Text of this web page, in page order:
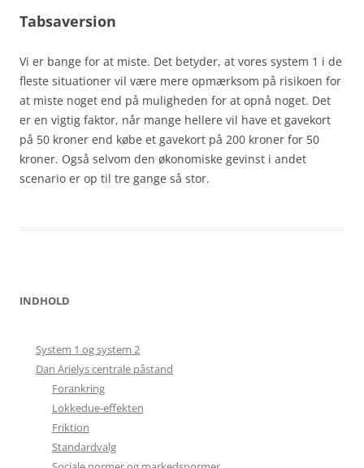
Tabsaversion
Vi er bange for at miste. Det betyder, at vores system 1 i de
fleste situationer vil være mere opmærksom på risikoen for
at miste noget end på muligheden for at opnå noget. Det
er en vigtig faktor, når mange hellere vil have et gavekort
på 50 kroner end købe et gavekort på 200 kroner for 50
kroner. Også selvom den økonomiske gevinst i andet
scenario er op til tre gange så stor.
INDHOLD
System 1 og system 2
Dan Arielys centrale påstand
Forankring
Lokkedue-effekten
Friktion
Standardvalg